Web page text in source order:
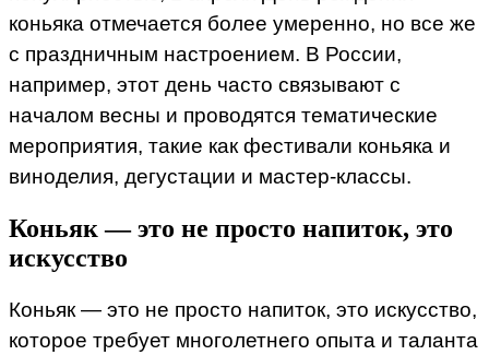
коньяка отмечается более умеренно, но все же
с праздничным настроением. В России,
например, этот день часто связывают с
началом весны и проводятся тематические
мероприятия, такие как фестивали коньяка и
виноделия, дегустации и мастер-классы.
Коньяк — это не просто напиток, это
искусство
Коньяк — это не просто напиток, это искусство,
которое требует многолетнего опыта и таланта